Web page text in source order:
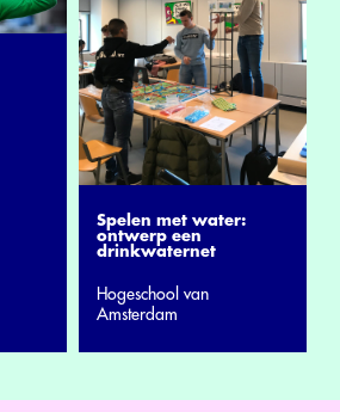
Spelen met water:
ontwerp een
drinkwaternet
Hogeschool van
Amsterdam